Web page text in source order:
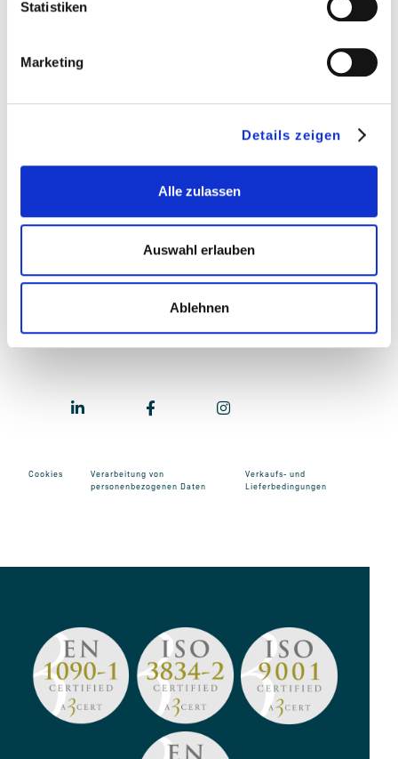
Statistiken
Marketing
Details zeigen
Alle zulassen
Auswahl erlauben
Ablehnen
Über uns
Odensevej 36 5772 Kværndrup CVR. 46244621
Cookies
Verarbeitung von
personenbezogenen Daten
Verkaufs- und
Lieferbedingungen